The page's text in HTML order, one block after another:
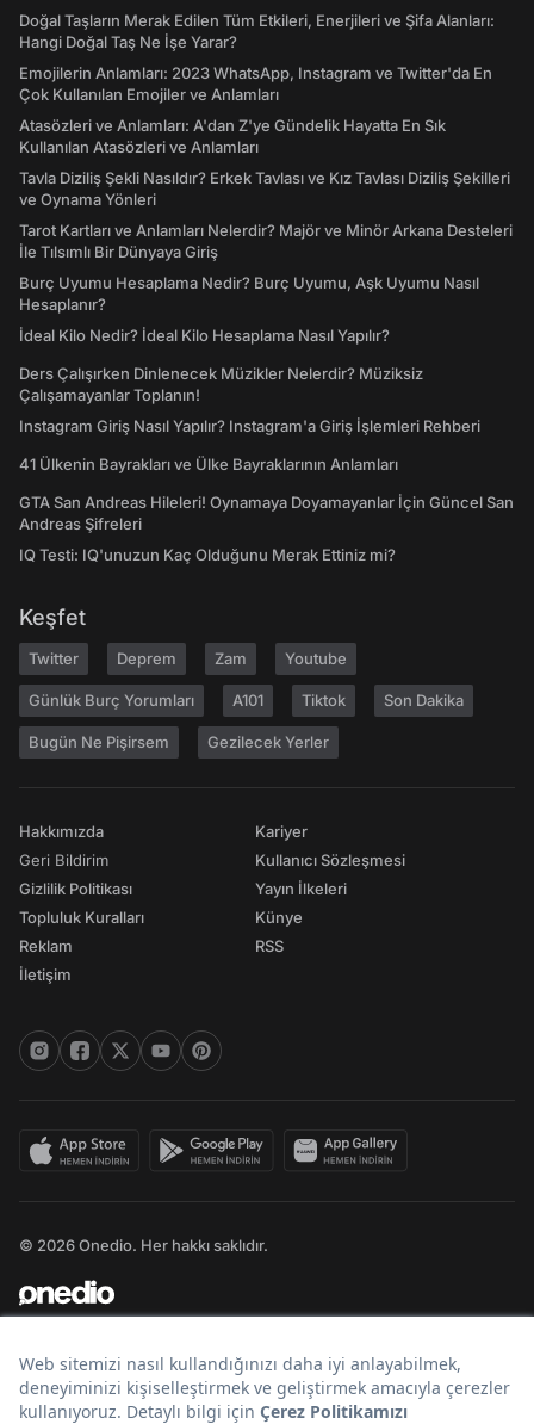
Doğal Taşların Merak Edilen Tüm Etkileri, Enerjileri ve Şifa Alanları:
Hangi Doğal Taş Ne İşe Yarar?
Emojilerin Anlamları: 2023 WhatsApp, Instagram ve Twitter'da En
Çok Kullanılan Emojiler ve Anlamları
Atasözleri ve Anlamları: A'dan Z'ye Gündelik Hayatta En Sık
Kullanılan Atasözleri ve Anlamları
Tavla Diziliş Şekli Nasıldır? Erkek Tavlası ve Kız Tavlası Diziliş Şekilleri
ve Oynama Yönleri
Tarot Kartları ve Anlamları Nelerdir? Majör ve Minör Arkana Desteleri
İle Tılsımlı Bir Dünyaya Giriş
Burç Uyumu Hesaplama Nedir? Burç Uyumu, Aşk Uyumu Nasıl
Hesaplanır?
İdeal Kilo Nedir? İdeal Kilo Hesaplama Nasıl Yapılır?
Ders Çalışırken Dinlenecek Müzikler Nelerdir? Müziksiz
Çalışamayanlar Toplanın!
Instagram Giriş Nasıl Yapılır? Instagram'a Giriş İşlemleri Rehberi
41 Ülkenin Bayrakları ve Ülke Bayraklarının Anlamları
GTA San Andreas Hileleri! Oynamaya Doyamayanlar İçin Güncel San
Andreas Şifreleri
IQ Testi: IQ'unuzun Kaç Olduğunu Merak Ettiniz mi?
Keşfet
Twitter Deprem Zam Youtube
Günlük Burç Yorumları A101 Tiktok Son Dakika
Bugün Ne Pişirsem Gezilecek Yerler
Hakkımızda
Geri Bildirim
Gizlilik Politikası
Topluluk Kuralları
Reklam
İletişim
Kariyer
Kullanıcı Sözleşmesi
Yayın İlkeleri
Künye
RSS
© 2026 Onedio. Her hakkı saklıdır.
Bir markasıdır.